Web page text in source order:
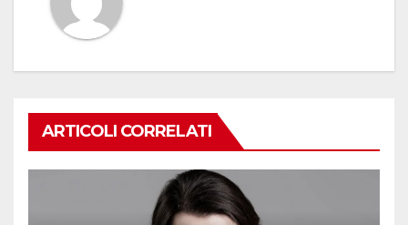
ARTICOLI CORRELATI